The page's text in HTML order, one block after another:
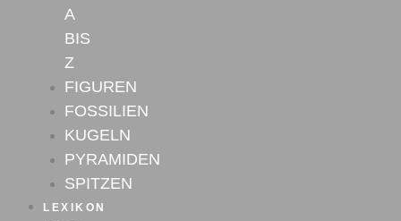
A
BIS
Z
FIGUREN
FOSSILIEN
KUGELN
PYRAMIDEN
SPITZEN
LEXIKON